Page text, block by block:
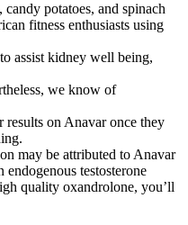
potatoes, and spinach
fitness enthusiasts using
assist kidney well being,
we know of
results on Anavar once they
may be attributed to Anavar
testosterone
quality oxandrolone, you’ll